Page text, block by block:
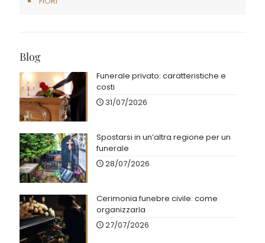
Blog
Funerale privato: caratteristiche e
costi
31/07/2026
Spostarsi in un’altra regione per un
funerale
28/07/2026
Cerimonia funebre civile: come
organizzarla
27/07/2026